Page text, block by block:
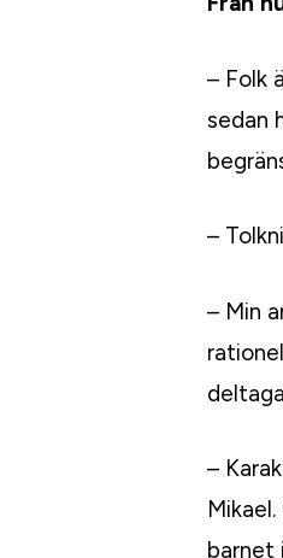
– Folk
sedan
–
– Min
–
barnet